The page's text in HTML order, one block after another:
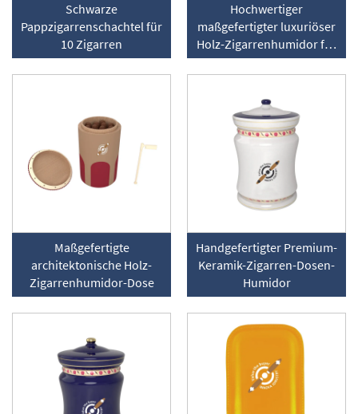
Schwarze
Pappzigarrenschachtel für
10 Zigarren
Hochwertiger
maßgefertigter luxuriöser
Holz-Zigarrenhumidor für
den Schreibtisch
Maßgefertigte
architektonische Holz-
Zigarrenhumidor-Dose
Handgefertigter Premium-
Keramik-Zigarren-Dosen-
Humidor